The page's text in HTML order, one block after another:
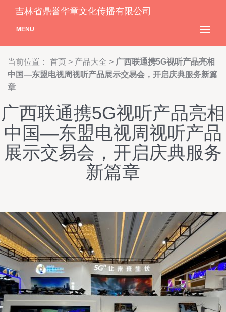
吉林省鼎誉华章文化传播有限公司
MENU
当前位置： 首页 > 产品大全 > 广西联通携5G视听产品亮相
中国—东盟电视周视听产品展示交易会，开启庆典服务新篇
章
广西联通携5G视听产品亮相
中国—东盟电视周视听产品
展示交易会，开启庆典服务
新篇章